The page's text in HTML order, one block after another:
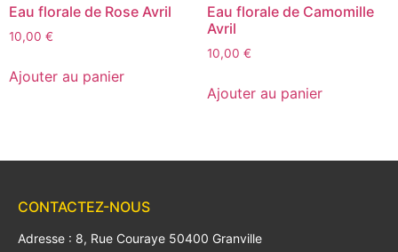
Eau florale de Rose Avril
10,00 €
Ajouter au panier
Eau florale de Camomille
Avril
10,00 €
Ajouter au panier
CONTACTEZ-NOUS
Adresse : 8, Rue Couraye 50400 Granville